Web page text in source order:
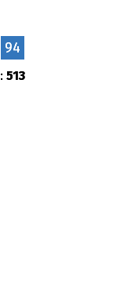
94
513